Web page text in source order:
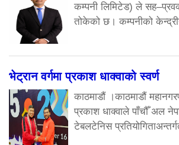
कम्पनी लिमिटेड) ले
तोकेको छ। कम्पनीको
भेट्रान वर्गमा प्रकाश धाक्वाको स्वर्ण
काठमाडौं ।काठमाडौं
प्रकाश धाक्वाले पाँचौँ अल
टेबलटेनिस